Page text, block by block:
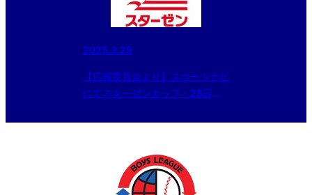
2025.3.29
【広報委員会より】スポーツナビ
にてスターゼンカップ・28日の